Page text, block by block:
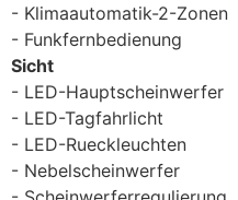
Klimaautomatik-2-Zonen
Funkfernbedienung
Sicht
LED-Hauptscheinwerfer
LED-Tagfahrlicht
LED-Rueckleuchten
Nebelscheinwerfer